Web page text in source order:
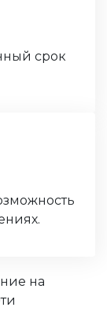
срок
на